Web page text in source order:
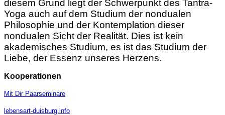
diesem Grund liegt der Schwerpunkt des Tantra-
Yoga auch auf dem Studium der nondualen
Philosophie und der Kontemplation dieser
nondualen Sicht der Realität. Dies ist kein
akademisches Studium, es ist das Studium der
Liebe, der Essenz unseres Herzens.
Kooperationen
Mit Dir Paarseminare
lebensart-duisburg.info